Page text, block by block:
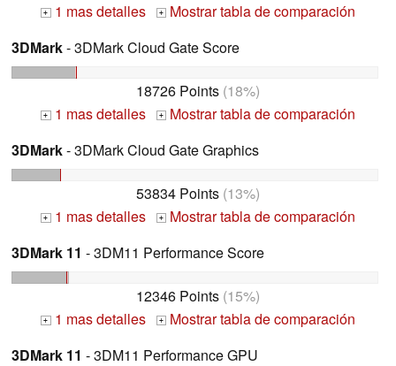
+ 1 mas detalles +
Mostrar tabla de comparación
3DMark- 3DMark Cloud Gate Score
18726 Points (18%)
+ 1 mas detalles +
Mostrar tabla de comparación
3DMark- 3DMark Cloud Gate Graphics
53834 Points (13%)
+ 1 mas detalles +
Mostrar tabla de comparación
3DMark 11 - 3DM11 Performance Score
12346 Points (15%)
+ 1 mas detalles +
Mostrar tabla de comparación
3DMark 11 - 3DM11 Performance GPU